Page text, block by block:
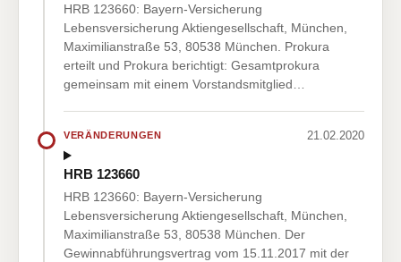
HRB 123660: Bayern-Versicherung
Lebensversicherung Aktiengesellschaft, München,
Maximilianstraße 53, 80538 München. Prokura
erteilt und Prokura berichtigt: Gesamtprokura
gemeinsam mit einem Vorstandsmitglied…
VERÄNDERUNGEN 21.02.2020
HRB 123660
HRB 123660: Bayern-Versicherung
Lebensversicherung Aktiengesellschaft, München,
Maximilianstraße 53, 80538 München. Der
Gewinnabführungsvertrag vom 15.11.2017 mit der